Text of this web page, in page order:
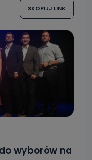
SKOPIUJ LINK
wyborów na